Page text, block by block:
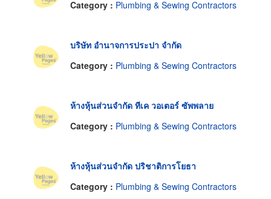
Category : Plumbing & Sewing Contractors
บริษัท อำนาจการประปา จำกัด
Category : Plumbing & Sewing Contractors
ห้างหุ้นส่วนจำกัด ทีเค วอเตอร์ ซัพพลาย
Category : Plumbing & Sewing Contractors
ห้างหุ้นส่วนจำกัด ปริชาติการโยธา
Category : Plumbing & Sewing Contractors